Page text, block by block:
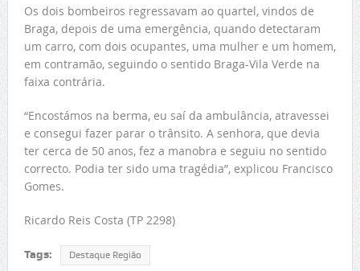
Os dois bombeiros regressavam ao quartel, vindos de
Braga, depois de uma emergência, quando detectaram
um carro, com dois ocupantes, uma mulher e um homem,
em contramão, seguindo o sentido Braga-Vila Verde na
faixa contrária.
“Encostámos na berma, eu saí da ambulância, atravessei
e consegui fazer parar o trânsito. A senhora, que devia
ter cerca de 50 anos, fez a manobra e seguiu no sentido
correcto. Podia ter sido uma tragédia”, explicou Francisco
Gomes.
Ricardo Reis Costa (TP 2298)
Tags: Destaque Região